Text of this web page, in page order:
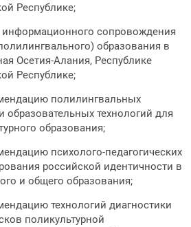
Республике;
сопровождения
образования в
Осетия-Алания, Республике
Республике;
полилингвальных
образовательных технологий для
образования;
психолого-педагогических
российской идентичности в
и общего образования;
технологий диагностики
поликультурной